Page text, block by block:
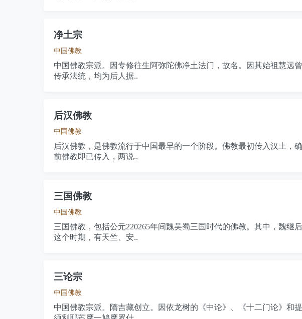
净土宗
中国佛教
中国佛教宗派。因专修往生阿弥陀佛净土法门，故名。因其始祖慧远
传承法统，均为后人据..
后汉佛教
中国佛教
后汉佛教，是佛教流行于中国最早的一个阶段。佛教最初传入汉土，
前佛教即已传入，两说..
三国佛教
中国佛教
三国佛教，包括公元220265年间魏吴蜀三国时代的佛教。其中，魏
这个时期，有天竺、安..
三论宗
中国佛教
中国佛教宗派。隋吉藏创立。因依龙树的《中论》、《十二门论》和